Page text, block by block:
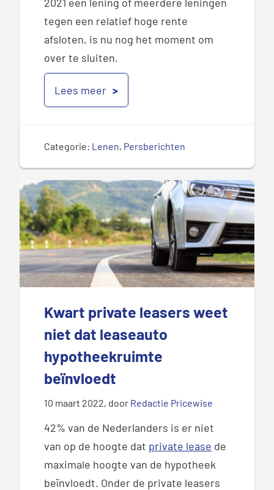
tegen een relatief hoge rente
afsloten, is nu nog het moment om
over te sluiten.
Lees meer
Categorie: Lenen, Persberichten
Kwart private leasers weet
niet dat leaseauto
hypotheekruimte
beïnvloedt
10 maart 2022, door Redactie Pricewise
42% van de Nederlanders is er niet
van op de hoogte dat private lease de
maximale hoogte van de hypotheek
beïnvloedt. Onder de private leasers